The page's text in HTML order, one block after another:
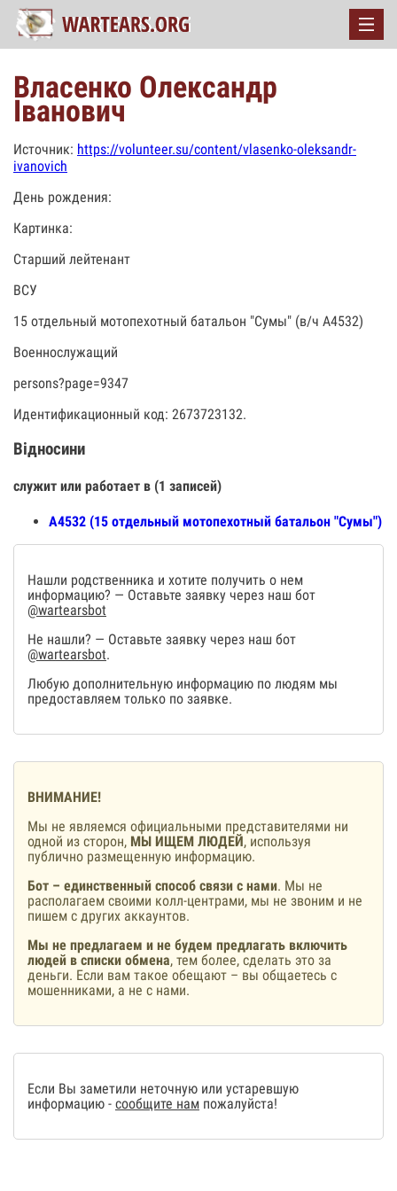
Власенко Олександр
Іванович
Источник: https://volunteer.su/content/vlasenko-oleksandr-
ivanovich
День рождения:
Картинка:
Старший лейтенант
ВСУ
15 отдельный мотопехотный батальон "Сумы" (в/ч А4532)
Военнослужащий
persons?page=9347
Идентификационный код: 2673723132.
Відносини
служит или работает в (1 записей)
А4532 (15 отдельный мотопехотный батальон "Сумы")
Нашли родственника и хотите получить о нем
информацию? — Оставьте заявку через наш бот
@wartearsbot
Не нашли? — Оставьте заявку через наш бот
@wartearsbot.
Любую дополнительную информацию по людям мы
предоставляем только по заявке.
ВНИМАНИЕ!
Мы не являемся официальными представителями ни
одной из сторон, МЫ ИЩЕМ ЛЮДЕЙ, используя
публично размещенную информацию.
Бот – единственный способ связи с нами. Мы не
располагаем своими колл-центрами, мы не звоним и не
пишем с других аккаунтов.
Мы не предлагаем и не будем предлагать включить
людей в списки обмена, тем более, сделать это за
деньги. Если вам такое обещают – вы общаетесь с
мошенниками, а не с нами.
Если Вы заметили неточную или устаревшую
информацию - сообщите нам пожалуйста!